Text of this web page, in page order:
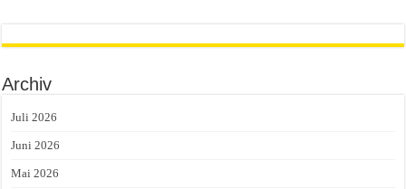
Archiv
Juli 2026
Juni 2026
Mai 2026